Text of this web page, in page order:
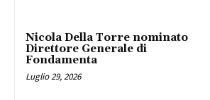
Nicola Della Torre nominato
Direttore Generale di
Fondamenta
Luglio 29, 2026